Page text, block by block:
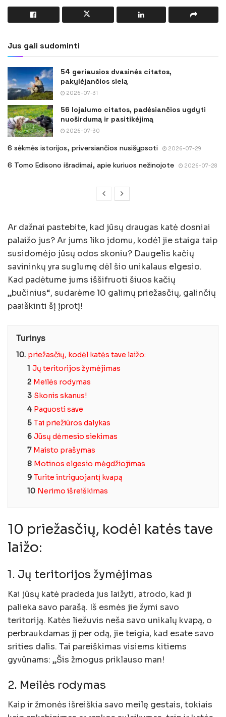
Jus gali sudominti
54 geriausios dvasinės citatos,
pakylėjančios sielą
2026-07-31
56 lojalumo citatos, padėsiančios ugdyti
nuoširdumą ir pasitikėjimą
2026-07-30
6 sėkmės istorijos, priversiančios nusišypsoti 2026-07-29
6 Tomo Edisono išradimai, apie kuriuos nežinojote 2026-07-28
Ar dažnai pastebite, kad jūsų draugas katė dosniai
palaižo jus? Ar jums liko įdomu, kodėl jie staiga taip
susidomėjo jūsų odos skoniu? Daugelis kačių
savininkų yra suglumę dėl šio unikalaus elgesio.
Kad padėtume jums iššifruoti šiuos kačių
„bučinius“, sudarėme 10 galimų priežasčių, galinčių
paaiškinti šį įprotį!
Turinys
10. priežasčių, kodėl katės tave laižo:
1 Jų teritorijos žymėjimas
2 Meilės rodymas
3 Skonis skanus!
4 Paguosti save
5 Tai priežiūros dalykas
6 Jūsų dėmesio siekimas
7 Maisto prašymas
8 Motinos elgesio mėgdžiojimas
9 Turite intriguojantį kvapą
10 Nerimo išreiškimas
10 priežasčių, kodėl katės tave
laižo:
1. Jų teritorijos žymėjimas
Kai jūsų katė pradeda jus laižyti, atrodo, kad ji
palieka savo parašą. Iš esmės jie žymi savo
teritoriją. Katės liežuvis neša savo unikalų kvapą, o
perbraukdamas jį per odą, jie teigia, kad esate savo
srities dalis. Tai pareiškimas visiems kitiems
gyvūnams: „Šis žmogus priklauso man!
2. Meilės rodymas
Kaip ir žmonės išreiškia savo meilę gestais, tokiais